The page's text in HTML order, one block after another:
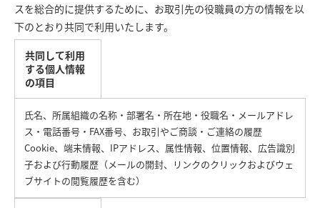
スを総合的に提供するために、お取引先の役職員の方の情報を以
下のとおり共同で利用いたします。
共同して利用
する個人情報
の項目
氏名、所属組織の名称・部署名・所在地・役職名・メールアドレ
ス・電話番号・FAX番号、お取引やご商談・ご連絡の履歴
Cookie、端末情報、IPアドレス、属性情報、位置情報、広告識別
子および行動履歴（メールの開封、リンクのクリックおよびウェ
ブサイトの閲覧履歴を含む）